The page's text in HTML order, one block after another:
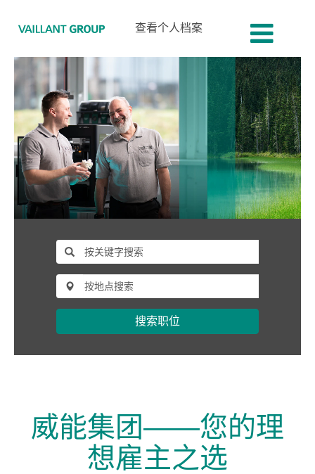
查看个人档案
搜索职位
威能集团——您的理
想雇主之选